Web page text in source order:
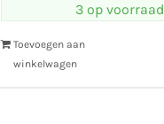
3 op voorraad
Toevoegen aan
winkelwagen